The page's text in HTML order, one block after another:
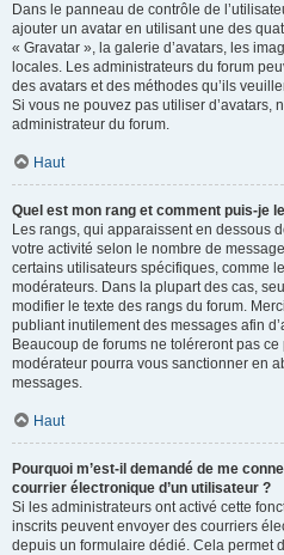
Dans le panneau de contrôle de
ajouter un avatar en utilisant une des
« Gravatar », la galerie d’avatars, les
locales. Les administrateurs du forum
des avatars et des méthodes qu’ils
Si vous ne pouvez pas utiliser d’avatars,
administrateur du forum.
Haut
Quel est mon rang et comment puis-je
Les rangs, qui apparaissent en dessous
votre activité selon le nombre de
certains utilisateurs spécifiques, comme
modérateurs. Dans la plupart des cas,
modifier le texte des rangs du forum.
publiant inutilement des messages afin
Beaucoup de forums ne toléreront pas
modérateur pourra vous sanctionner en
messages.
Haut
Pourquoi m’est-il demandé de me
courrier électronique d’un utilisateur ?
Si les administrateurs ont activé cette
inscrits peuvent envoyer des courriers
depuis un formulaire dédié. Cela permet